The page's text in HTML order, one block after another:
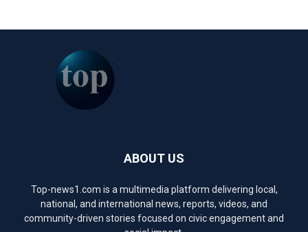
ABOUT US
Top-news1.com is a multimedia platform delivering local,
national, and international news, reports, videos, and
community-driven stories focused on civic engagement and